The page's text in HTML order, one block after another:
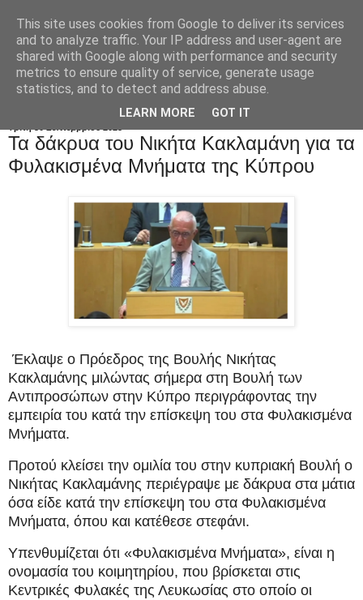
Τα δάκρυα του Νικήτα Κακλαμάνη για τα
Φυλακισμένα Μνήματα της Κύπρου
Έκλαψε ο Πρόεδρος της Βουλής Νικήτας
Κακλαμάνης μιλώντας σήμερα στη Βουλή των
Αντιπροσώπων στην Κύπρο περιγράφοντας την
εμπειρία του κατά την επίσκεψη του στα Φυλακισμένα
Μνήματα.
Προτού κλείσει την ομιλία του στην κυπριακή Βουλή ο
Νικήτας Κακλαμάνης περιέγραψε με δάκρυα στα μάτια
όσα είδε κατά την επίσκεψη του στα Φυλακισμένα
Μνήματα, όπου και κατέθεσε στεφάνι.
Υπενθυμίζεται ότι «Φυλακισμένα Μνήματα», είναι η
ονομασία του κοιμητηρίου, που βρίσκεται στις
Κεντρικές Φυλακές της Λευκωσίας στο οποίο οι
This site uses cookies from Google to deliver its services
and to analyze traffic. Your IP address and user-agent are
shared with Google along with performance and security
metrics to ensure quality of service, generate usage
statistics, and to detect and address abuse.
LEARN MORE GOT IT